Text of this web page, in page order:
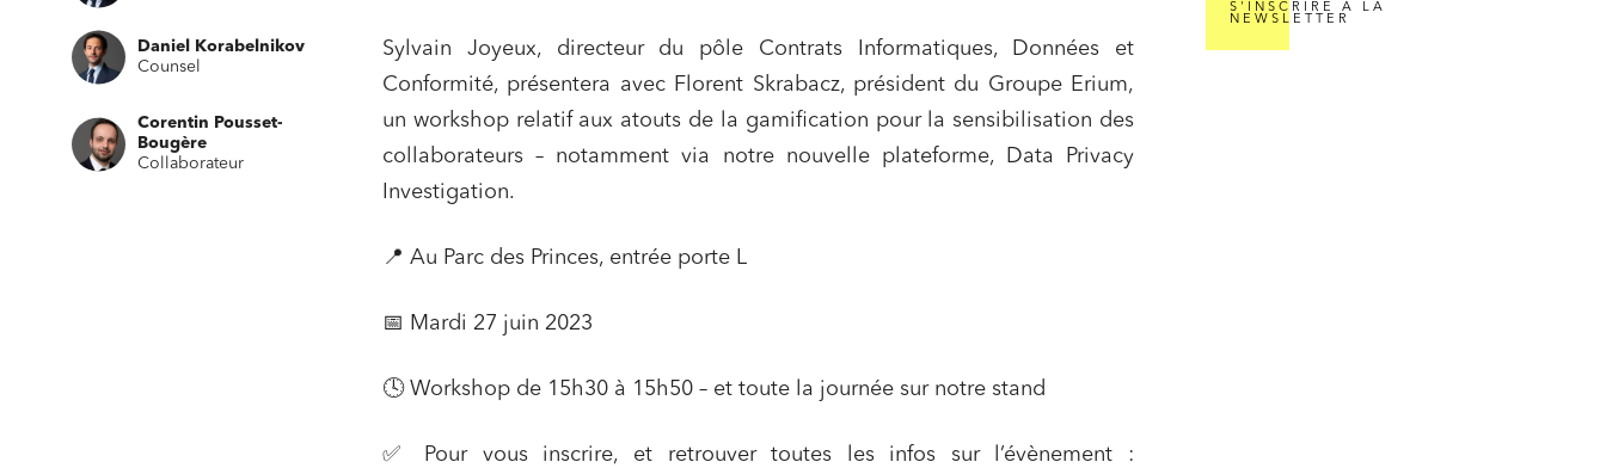
Sylvain Joyeux, directeur du pôle Contrats Informatiques, Données et
Conformité, présentera avec Florent Skrabacz, président du Groupe Erium,
un workshop relatif aux atouts de la gamification pour la sensibilisation des
collaborateurs – notamment via notre nouvelle plateforme, Data Privacy
Investigation.
📍 Au Parc des Princes, entrée porte L
📅 Mardi 27 juin 2023
🕓 Workshop de 15h30 à 15h50 – et toute la journée sur notre stand
✅ Pour vous inscrire, et retrouver toutes les infos sur l’évènement :
Daniel Korabelnikov
Counsel
Corentin Pousset-
Bougère
Collaborateur
S'INSCRIRE À LA
NEWSLETTER
Relations commerciales et contrats
Media et édition
Mobilité et transport
Droit du numérique, données et
conformité
Relations sociales et droit du travail